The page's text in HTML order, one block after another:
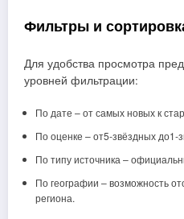
Фильтры и
Для удобства просмотра
уровней фильтрации:
По дате – от самых новых к
По оценке – от5‑звёздных
По типу источника –
По географии – возможность
региона.